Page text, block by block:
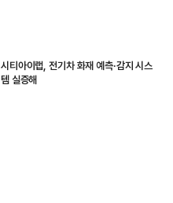
시티아이랩, 전기차 화재 예측·감지 시스
템 실증해